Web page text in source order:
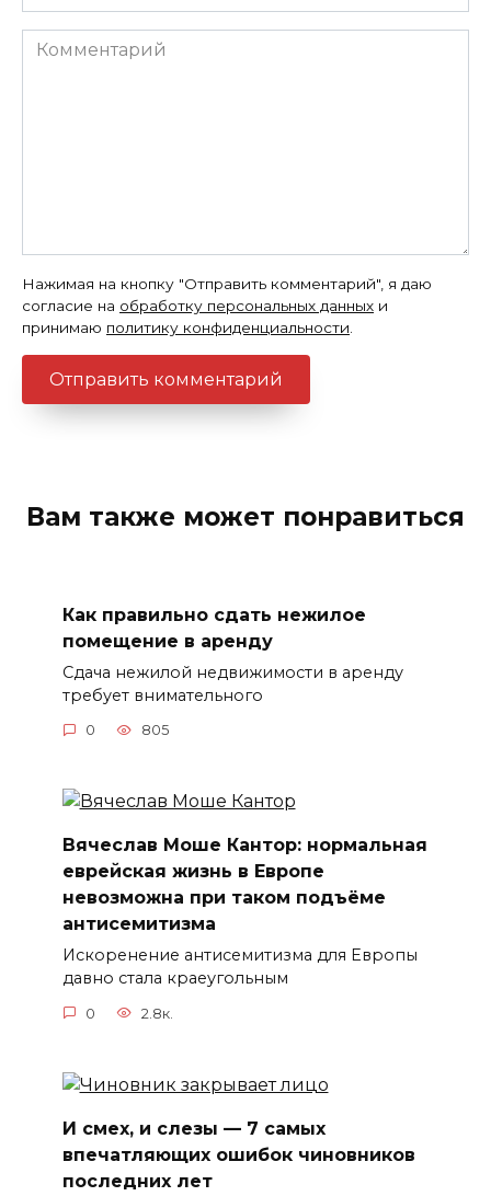
*
Комментарий
Нажимая на кнопку "Отправить комментарий", я даю
согласие на обработку персональных данных и
принимаю политику конфиденциальности
Вам также может понравиться
Как правильно сдать нежилое
помещение в аренду
Сдача нежилой недвижимости в аренду
требует внимательного
0 805
Вячеслав Моше Кантор: нормальная
еврейская жизнь в Европе
невозможна при таком подъёме
антисемитизма
Искоренение антисемитизма для Европы
давно стала краеугольным
0 2.8к.
И смех, и слезы — 7 самых
впечатляющих ошибок чиновников
последних лет